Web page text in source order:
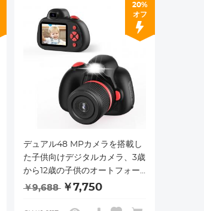
20%
オフ
デュアル48 MPカメラを搭載し
た子供向けデジタルカメラ、3歳
から12歳の子供のオート​​フォー
カス
￥9,688 ￥7,750